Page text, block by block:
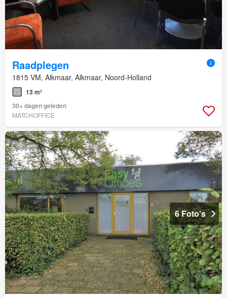
Raadplegen
1815 VM, Alkmaar, Alkmaar, Noord-Holland
13 m²
30+ dagen geleden
MATCHOFFICE
6 Foto's